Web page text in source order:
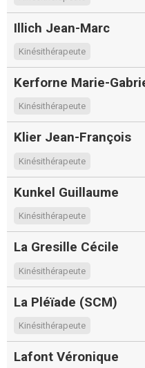
Illich Jean-Marc
Kinésithérapeute
Kerforne Marie-
Kinésithérapeute
Klier Jean-François
Kinésithérapeute
Kunkel Guillaume
Kinésithérapeute
La Gresille Cécile
Kinésithérapeute
La Pléïade (SCM)
Kinésithérapeute
Lafont Véronique